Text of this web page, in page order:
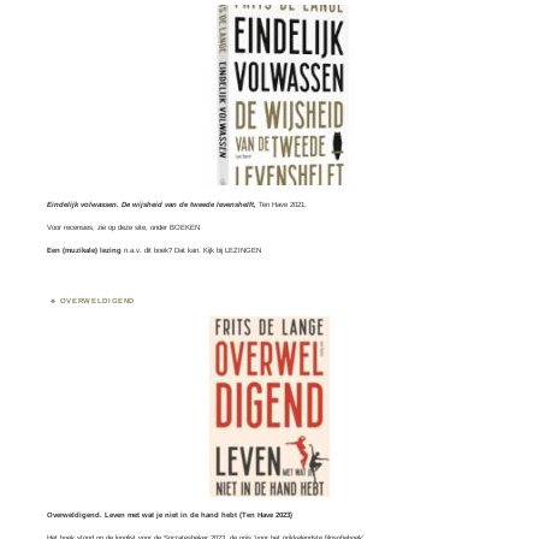
Eindelijk volwassen. De wijsheid van de tweede levenshelft, Ten Have 2021.
Voor recensies, zie op deze site, onderBOEKEN
Een (muzikale) lezing n.a.v. dit boek? Dat kan. Kijk bijLEZINGEN
OVERWELDIGEND
Overweldigend. Leven met wat je niet in de hand hebt (Ten Have 2023)